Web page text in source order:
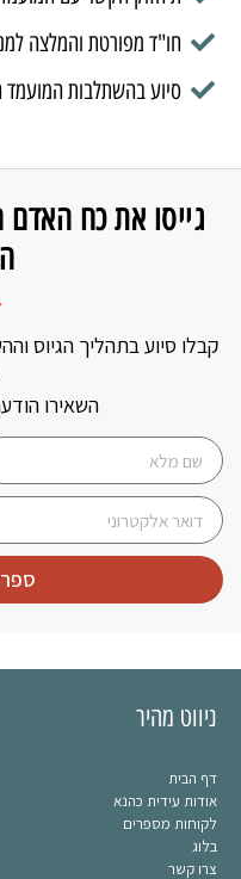
חו"ד מפורטת והמלצה
סיוע בהשתלבות
קבלו סיוע בתהליך הגיוס
השאירו
ניווט מהיר
דף הבית
אודות עידית כהנא
לקוחות מספרים
בלוג
צרו קשר